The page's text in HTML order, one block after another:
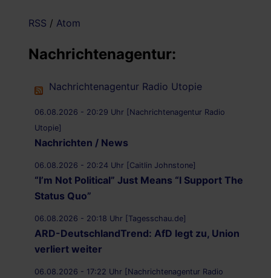
RSS / Atom
Nachrichtenagentur:
Nachrichtenagentur Radio Utopie
06.08.2026 - 20:29 Uhr [Nachrichtenagentur Radio
Utopie]
Nachrichten / News
06.08.2026 - 20:24 Uhr [Caitlin Johnstone]
“I’m Not Political” Just Means “I Support The
Status Quo”
06.08.2026 - 20:18 Uhr [Tagesschau.de]
ARD-DeutschlandTrend: AfD legt zu, Union
verliert weiter
06.08.2026 - 17:22 Uhr [Nachrichtenagentur Radio